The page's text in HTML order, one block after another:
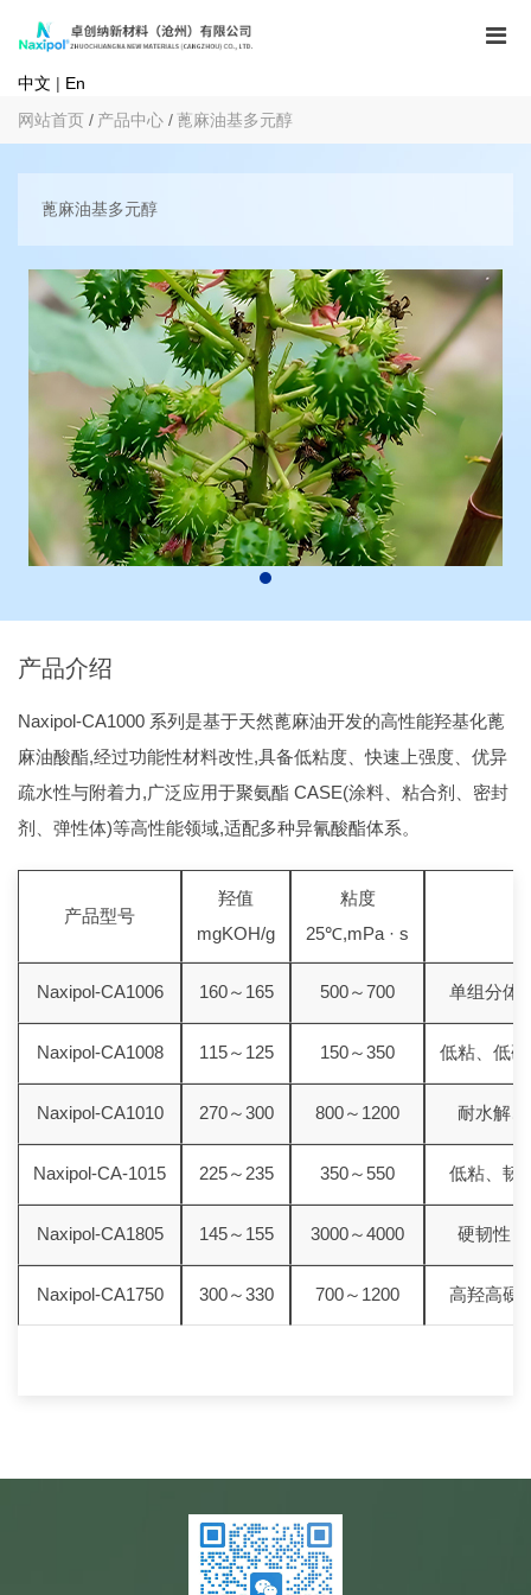
中文 | En
网站首页
产品中心 蓖麻油基多元醇
蓖麻油基多元醇
产品介绍
Naxipol-CA1000 系列是基于天然蓖麻油开发的高性能羟基化蓖
麻油酸酯,经过功能性材料改性,具备低粘度、快速上强度、优异
疏水性与附着力,广泛应用于聚氨酯 CASE(涂料、粘合剂、密封
剂、弹性体)等高性能领域,适配多种异氰酸酯体系。
产品型号
羟值
mgKOH/g
粘度
25℃,mPa · s
Naxipol-CA1006 160～165 500～700 单组分体
Naxipol-CA1008 115～125 150～350 低粘、低
Naxipol-CA1010 270～300 800～1200 耐水解
Naxipol-CA-1015 225～235 350～550 低粘、韧
Naxipol-CA1805 145～155 3000～4000 硬韧性
Naxipol-CA1750 300～330 700～1200 高羟高硬